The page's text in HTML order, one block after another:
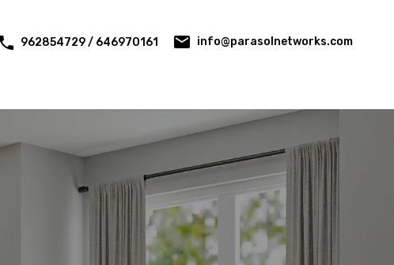
962854729 / 646970161 info@parasolnetworks.com